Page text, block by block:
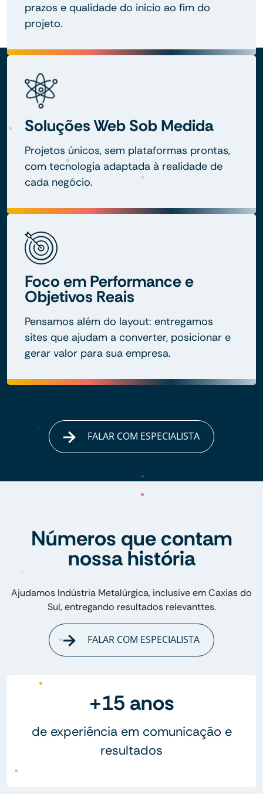
prazos e qualidade do início ao fim do
projeto.
Soluções Web Sob Medida
Projetos únicos, sem plataformas prontas,
com tecnologia adaptada à realidade de
cada negócio.
Foco em Performance e
Objetivos Reais
Pensamos além do layout: entregamos
sites que ajudam a converter, posicionar e
gerar valor para sua empresa.
FALAR COM ESPECIALISTA
Números que contam
nossa história
Ajudamos Indústria Metalúrgica, inclusive em Caxias do
Sul, entregando resultados relevanttes.
FALAR COM ESPECIALISTA
+15 anos
de experiência em comunicação e
resultados